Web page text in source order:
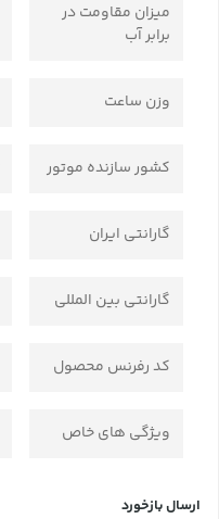
میزان مقاومت در
برابر آب
وزن ساعت
کشور سازنده موتور
گارانتی ایران
گارانتی بین المللی
کد رفرنس محصول
ویژگی های خاص
ارسال بازخورد